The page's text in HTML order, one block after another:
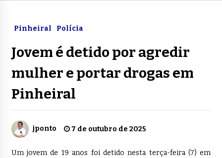
Pinheiral Polícia
Jovem é detido por agredir
mulher e portar drogas em
Pinheiral
jponto 7 de outubro de 2025
Um jovem de 19 anos foi detido nesta terça-feira (7) em